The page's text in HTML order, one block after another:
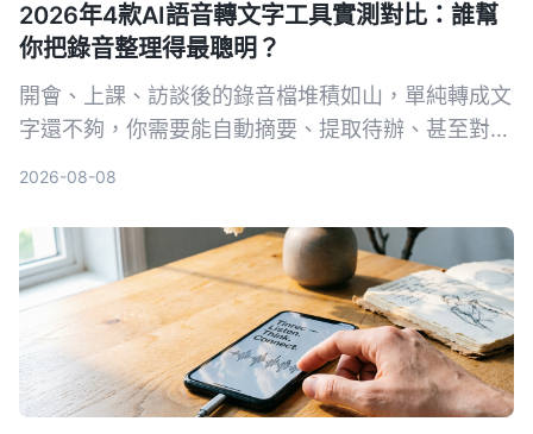
2026年4款AI語音轉文字工具實測對比：誰幫
你把錄音整理得最聰明？
開會、上課、訪談後的錄音檔堆積如山，單純轉成文
字還不夠，你需要能自動摘要、提取待辦、甚至對話
整理能力、AI 功能、平台支援與價格完整比較，幫
你找到真正省時的選擇。
2026-08-08